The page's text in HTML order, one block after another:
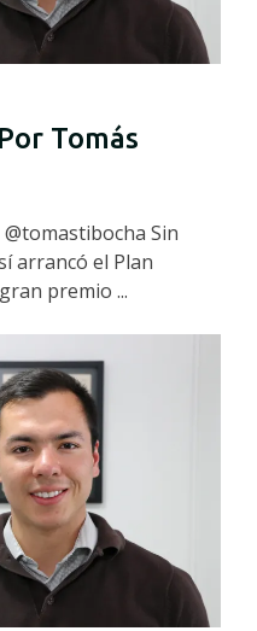
Tomás
Sin
arrancó el Plan
premio ...